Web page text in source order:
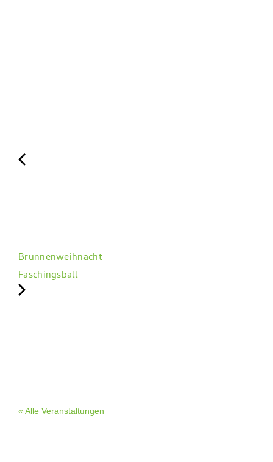
Brunnenweihnacht
Faschingsball
« Alle Veranstaltungen